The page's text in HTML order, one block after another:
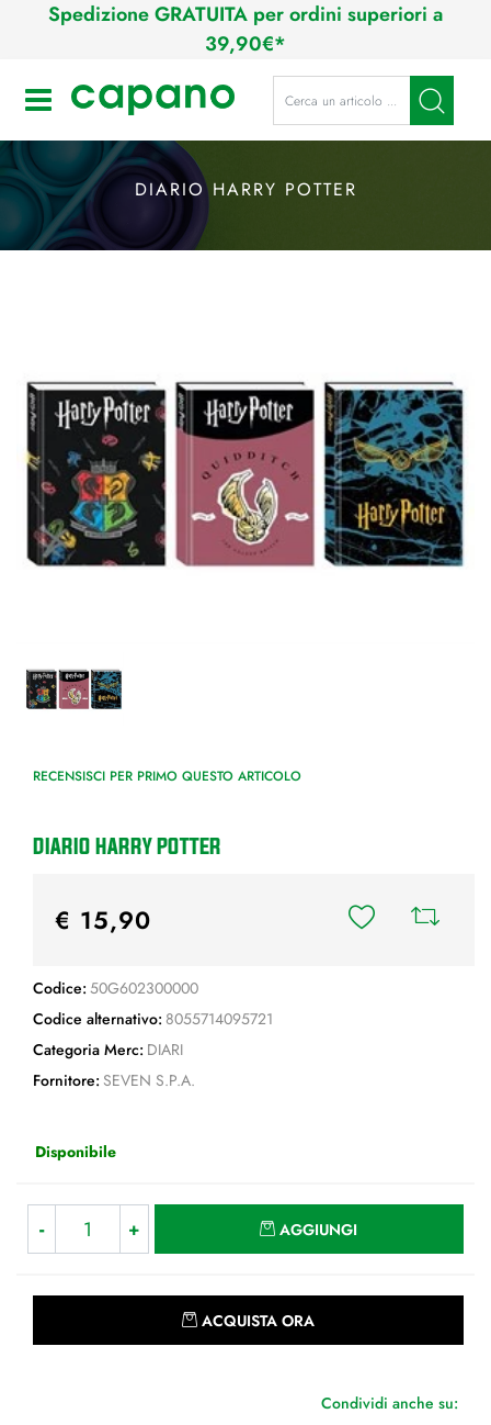
Spedizione GRATUITA per ordini superiori a
39,90€*
Open La modifica di un filtro
DIARIO HARRY POTTER
RECENSISCI PER PRIMO QUESTO ARTICOLO
DIARIO HARRY POTTER
€ 15,90
Codice: 50G602300000
Codice alternativo: 8055714095721
Categoria Merc: DIARI
Fornitore: SEVEN S.P.A.
Disponibile
AGGIUNGI
ACQUISTA ORA
Condividi anche su: